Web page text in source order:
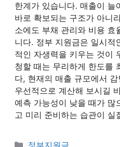
한계가 있습니다. 매출이 늘
바로 확보되는 구조가 아니
소에도 부채 관리와 비용 효
니다. 정부 지원금은 일시적
적인 자생력을 키우는 것이
청할 때는 무리하게 한도를
다, 현재의 매출 규모에서
우선적으로 계산해 보시길
예측 가능성이 낮을 때가 많
고 미리 준비하는 습관이 실
카
정부지원금